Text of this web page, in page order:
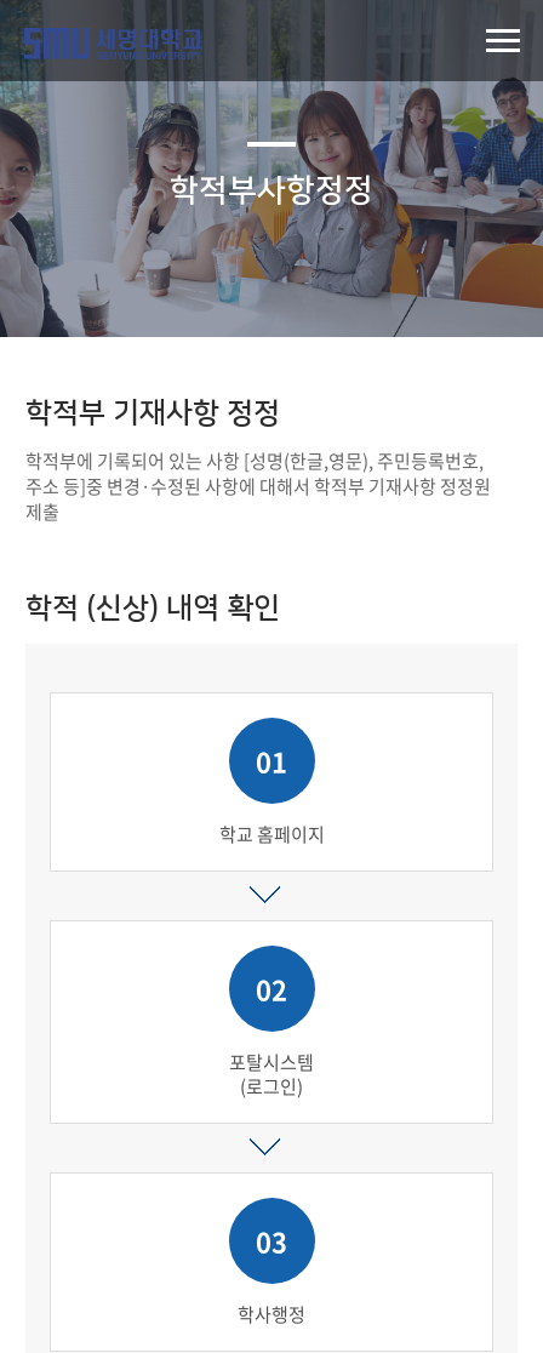
학적부사항정정
학적부 기재사항 정정
학적부에 기록되어 있는 사항 [성명(한글,영문), 주민등록번호,
주소 등]중 변경·수정된 사항에 대해서 학적부 기재사항 정정원
제출
학적 (신상) 내역 확인
01
학교 홈페이지
02
포탈시스템
(로그인)
03
학사행정